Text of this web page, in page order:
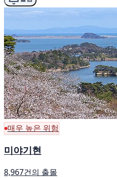
매우 높은 위험
미야기현
8,967건의 출몰